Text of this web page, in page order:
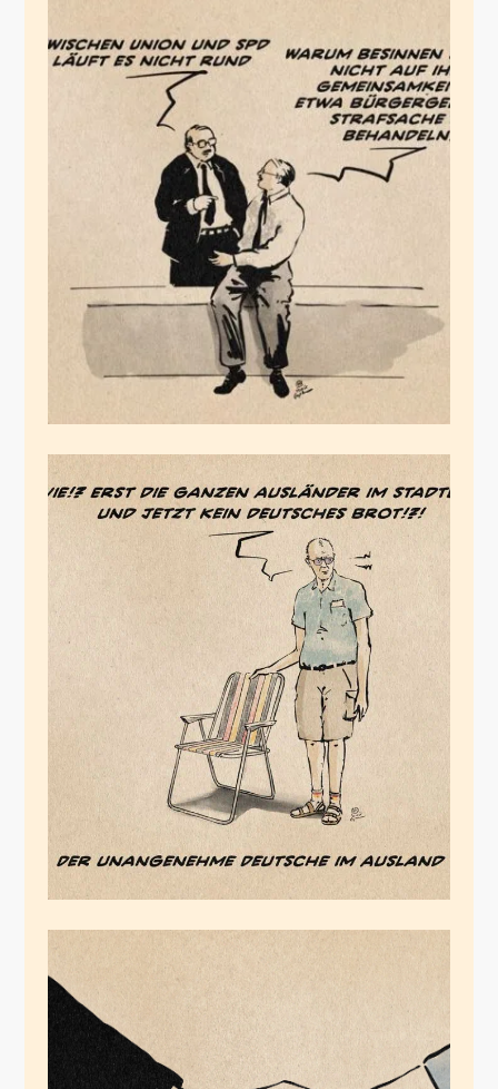
Auf der Suche nach
Gemeinsamkeiten
November 28, 2025
Merz das Brot
November 27, 2025